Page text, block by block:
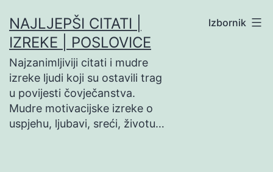
na
sadržaj
NAJLJEPŠI CITATI |
IZREKE | POSLOVICE
Najzanimljiviji citati i mudre
izreke ljudi koji su ostavili trag
u povijesti čovječanstva.
Mudre motivacijske izreke o
uspjehu, ljubavi, sreći, životu…
Izbornik